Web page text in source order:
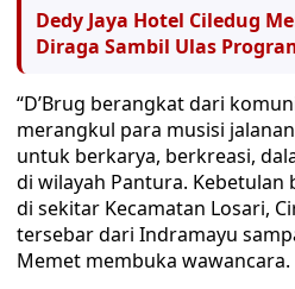
Dedy Jaya Hotel Ciledug
Diraga Sambil Ulas
“D’Brug berangkat dari
merangkul para musisi
untuk berkarya, berkreasi,
di wilayah Pantura. Kebetulan
di sekitar Kecamatan Losari,
tersebar dari Indramayu
Memet membuka wawancara.